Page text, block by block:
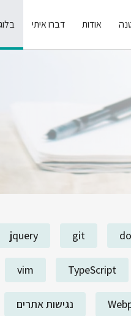
אודות דברו איתי בלוג
git
jquery
TypeScript
vim
נגישות אתרים